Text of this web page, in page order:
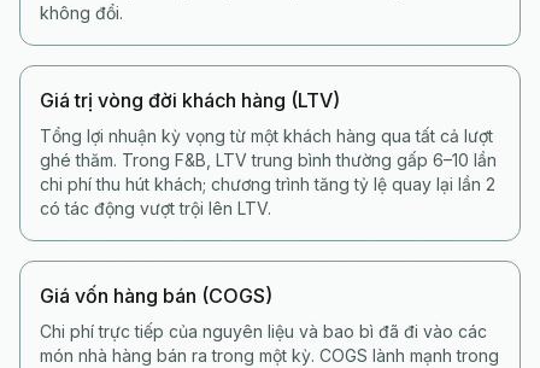
không đổi.
Giá trị vòng đời khách hàng (LTV)
Tổng lợi nhuận kỳ vọng từ một khách hàng qua tất cả lượt
ghé thăm. Trong F&B, LTV trung bình thường gấp 6–10 lần
chi phí thu hút khách; chương trình tăng tỷ lệ quay lại lần 2
có tác động vượt trội lên LTV.
Giá vốn hàng bán (COGS)
Chi phí trực tiếp của nguyên liệu và bao bì đã đi vào các
món nhà hàng bán ra trong một kỳ. COGS lành mạnh trong